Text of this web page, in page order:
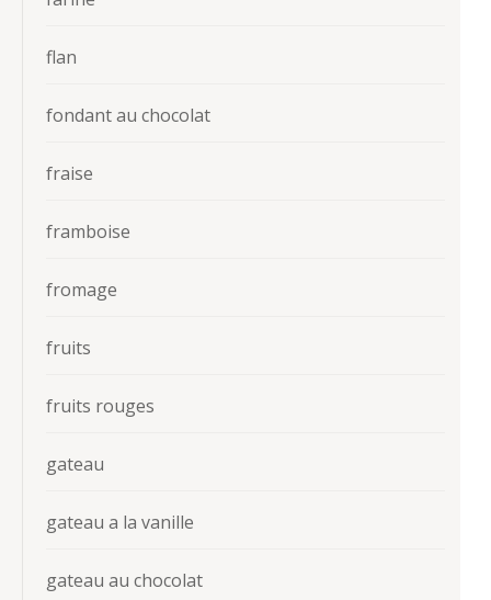
flan
fondant au chocolat
fraise
framboise
fromage
fruits
fruits rouges
gateau
gateau a la vanille
gateau au chocolat